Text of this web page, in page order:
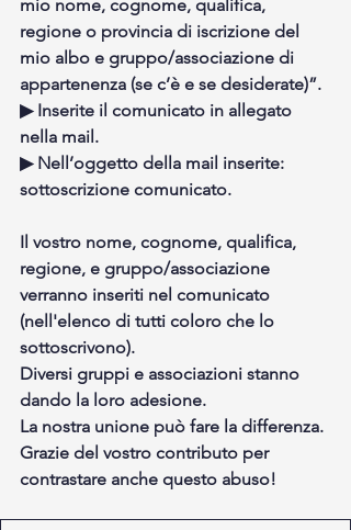
mio nome, cognome, qualifica,
regione o provincia di iscrizione del
mio albo e gruppo/associazione di
appartenenza (se c’è e se desiderate)”.
▶ Inserite il comunicato in allegato
nella mail.
▶ Nell’oggetto della mail inserite:
sottoscrizione comunicato.
Il vostro nome, cognome, qualifica,
regione, e gruppo/associazione
verranno inseriti nel comunicato
(nell'elenco di tutti coloro che lo
sottoscrivono).
Diversi gruppi e associazioni stanno
dando la loro adesione.
La nostra unione può fare la differenza.
Grazie del vostro contributo per
contrastare anche questo abuso!